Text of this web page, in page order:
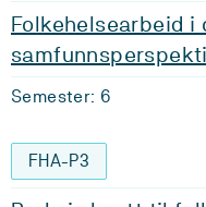
Folkehelsearbeid i
Semester: 6
FHA-P3